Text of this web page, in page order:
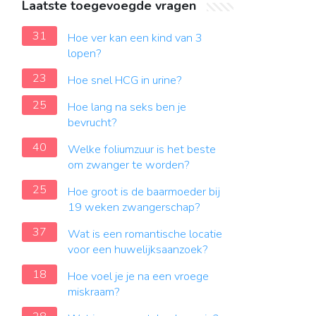
Laatste toegevoegde vragen
31
Hoe ver kan een kind van 3
lopen?
23
Hoe snel HCG in urine?
25
Hoe lang na seks ben je
bevrucht?
40
Welke foliumzuur is het beste
om zwanger te worden?
25
Hoe groot is de baarmoeder bij
19 weken zwangerschap?
37
Wat is een romantische locatie
voor een huwelijksaanzoek?
18
Hoe voel je je na een vroege
miskraam?